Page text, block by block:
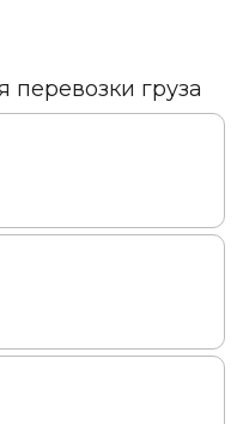
груза